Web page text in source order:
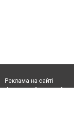
Реклама на сайті
Франшиза "CitySites"